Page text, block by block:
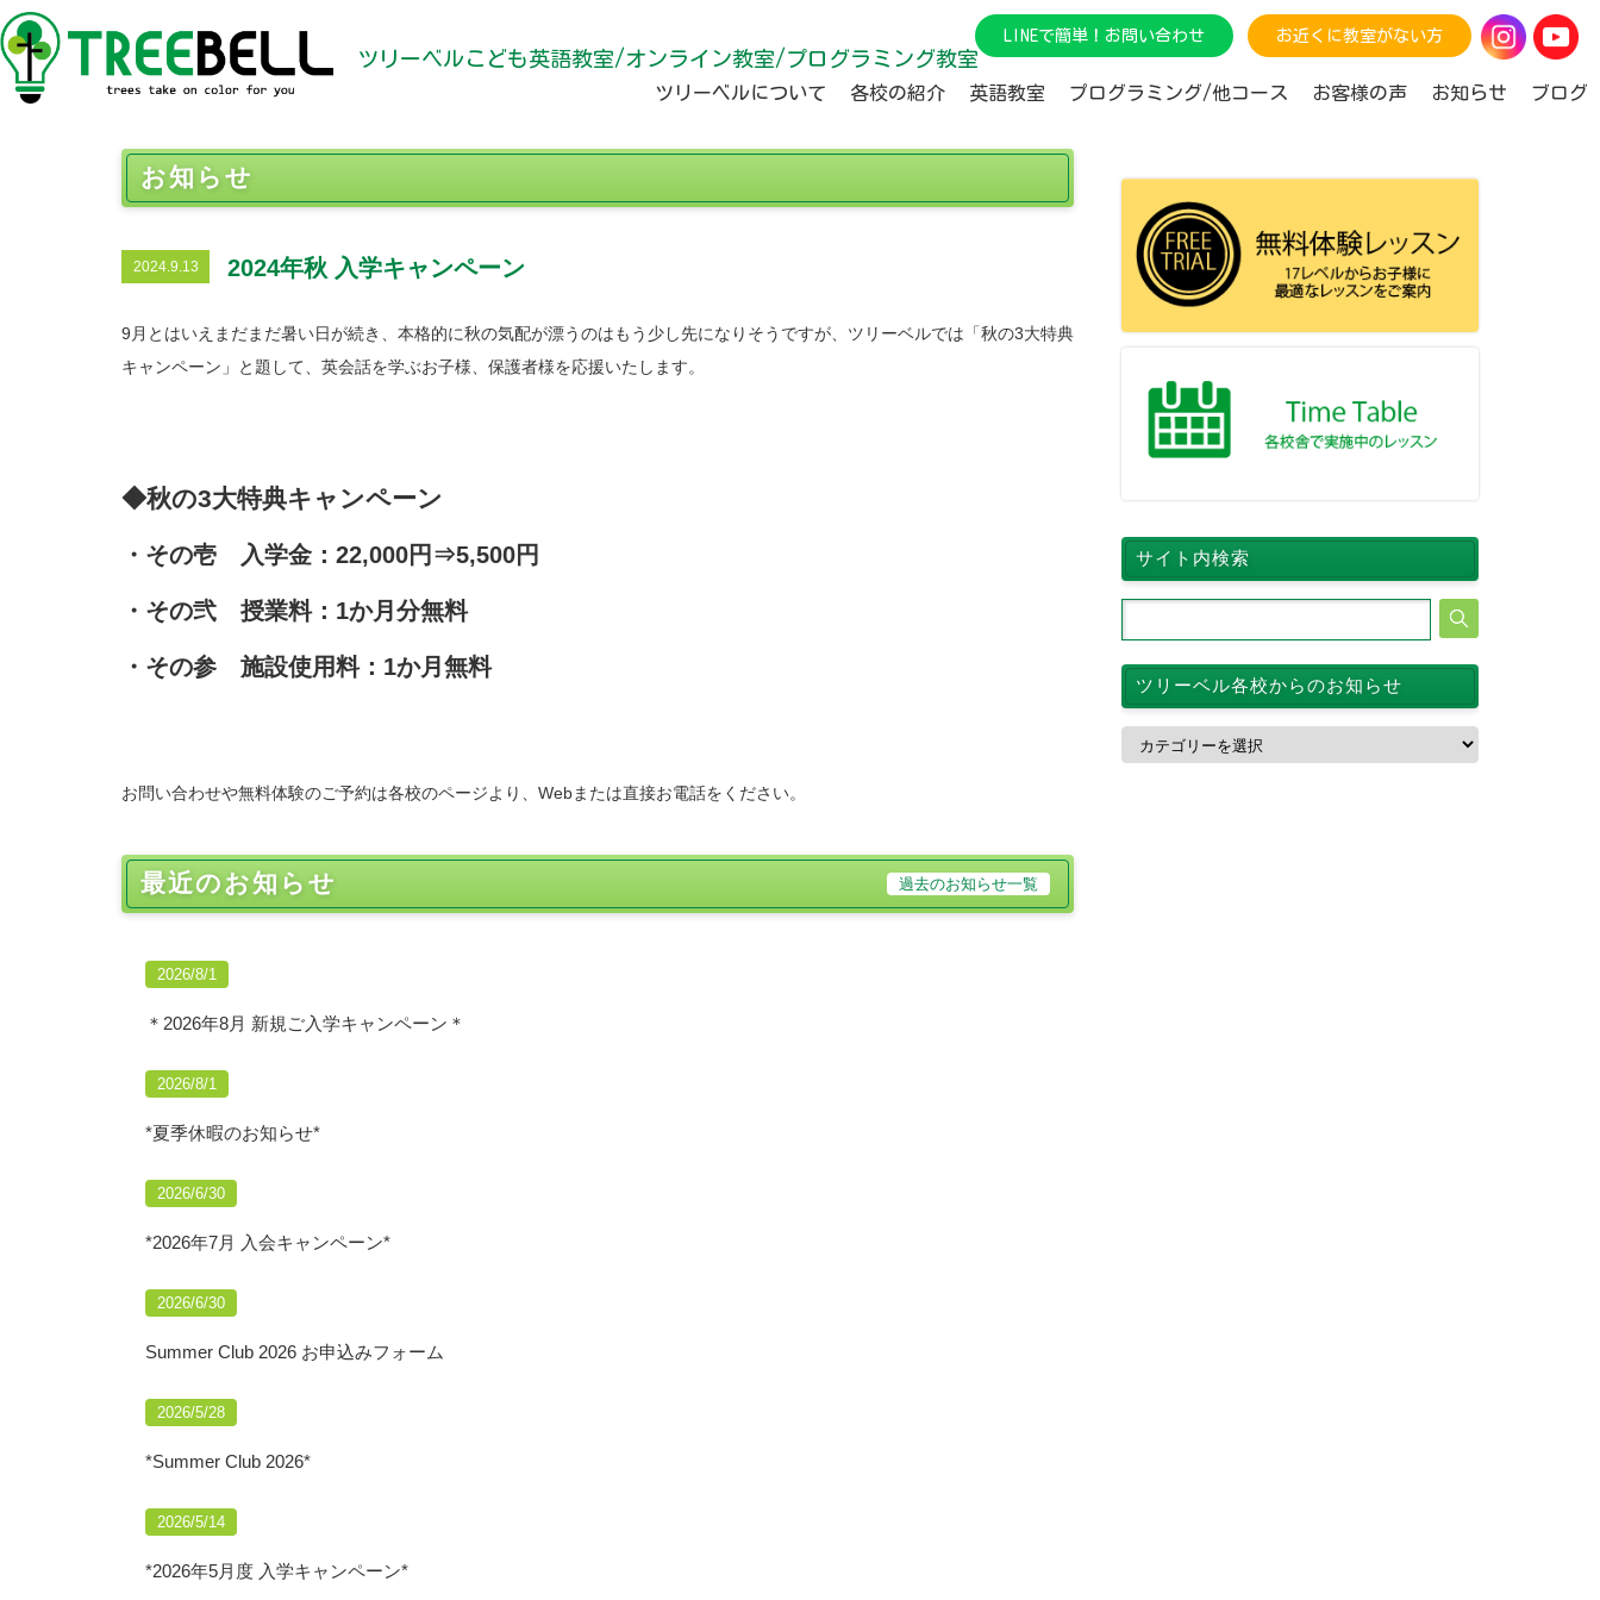
ツリーベルこども英語教室/オンライン教室/プログラミング教室
ツリーベルについて 各校の紹介 英語教室 プログラミング/他コース お客様の声 お知らせ ブログ
LINEで簡単！お問い合わせ お近くに教室がない方
お知らせ
2024.9.13 2024年秋 入学キャンペーン
9月とはいえまだまだ暑い日が続き、本格的に秋の気配が漂うのはもう少し先になりそうですが、ツリーベルでは「秋の3大特典
キャンペーン」と題して、英会話を学ぶお子様、保護者様を応援いたします。
◆秋の3大特典キャンペーン
・その壱 入学金：22,000円⇒5,500円
・その弐 授業料：1か月分無料
・その参 施設使用料：1か月無料
お問い合わせや無料体験のご予約は各校のページより、Webまたは直接お電話をください。
最近のお知らせ
2026/8/1
＊2026年8月 新規ご入学キャンペーン＊
2026/8/1
*夏季休暇のお知らせ*
2026/6/30
*2026年7月 入会キャンペーン*
2026/6/30
Summer Club 2026 お申込みフォーム
2026/5/28
*Summer Club 2026*
2026/5/14
*2026年5月度 入学キャンペーン*
過去のお知らせ一覧
サイト内検索
ツリーベル各校からのお知らせ
ツ